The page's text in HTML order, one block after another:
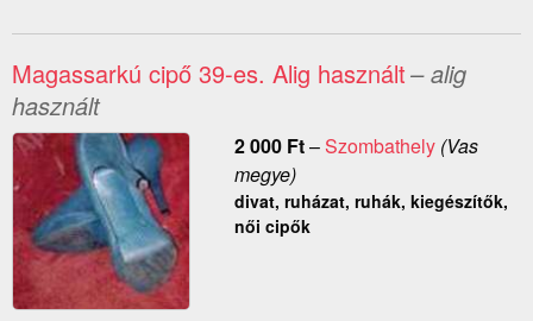
Magassarkú cipő 39-es. Alig használt– alig
használt
2 000 Ft–Szombathely(Vas
megye)
divat, ruházat, ruhák, kiegészítők,
női cipők